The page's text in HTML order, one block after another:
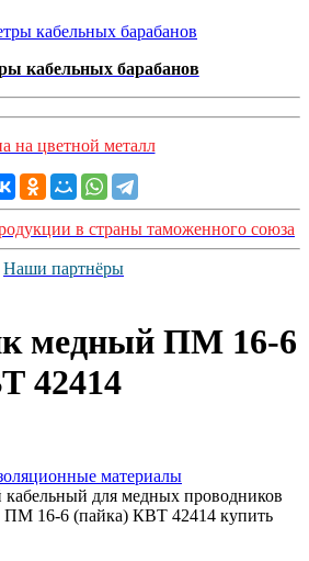
кабельных барабанов
на цветной металл
в страны таможенного союза
Наши партнёры
медный ПМ 16-6
42414
материалы
для медных проводников